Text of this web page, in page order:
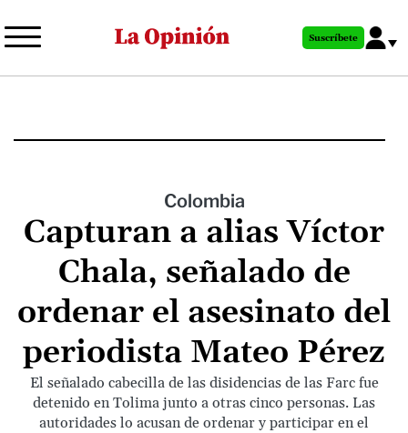
al
principal
Suscríbete
Colombia
Capturan a alias Víctor
Chala, señalado de
ordenar el asesinato del
periodista Mateo Pérez
El señalado cabecilla de las disidencias de las Farc fue
detenido en Tolima junto a otras cinco personas. Las
autoridades lo acusan de ordenar y participar en el